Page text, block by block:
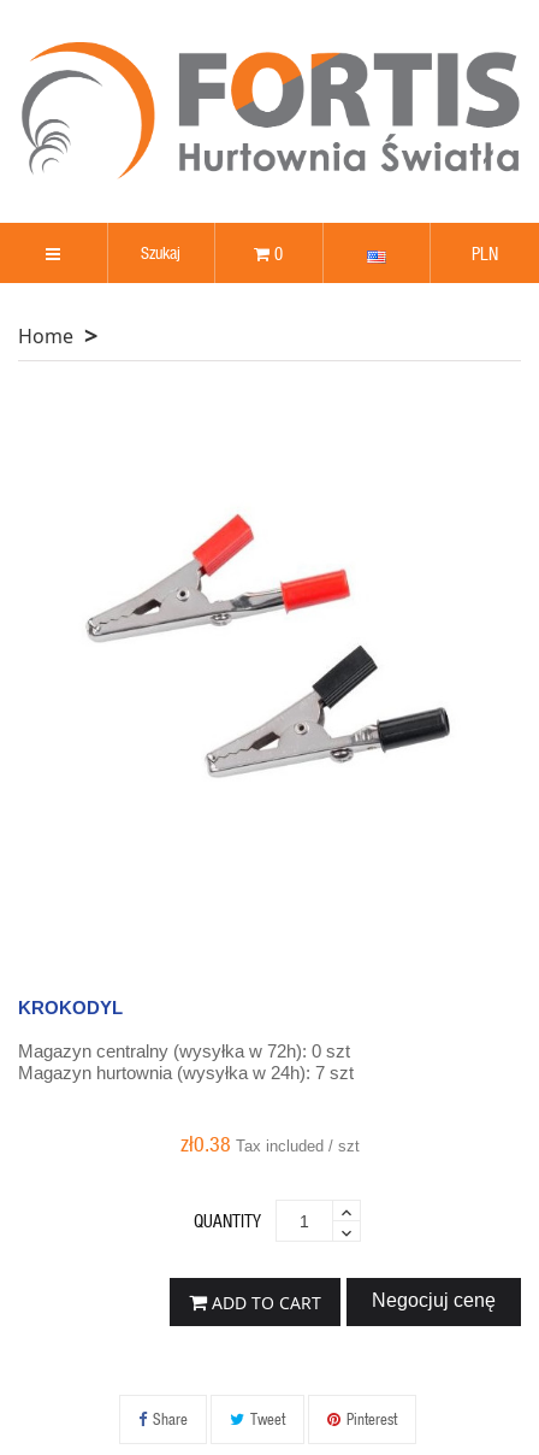
0 PLN
Home
KROKODYL
Magazyn centralny (wysyłka w 72h): 0 szt
Magazyn hurtownia (wysyłka w 24h): 7 szt
zł0.38 Tax included / szt
QUANTITY
ADD TO CART Negocjuj cenę
Share Tweet Pinterest